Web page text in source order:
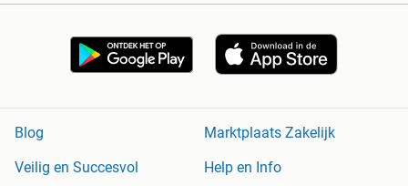
Blog
Marktplaats Zakelijk
Veilig en Succesvol
Help en Info